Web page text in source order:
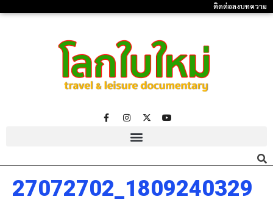
ติดต่อลงบทความ
27072702_1809240329